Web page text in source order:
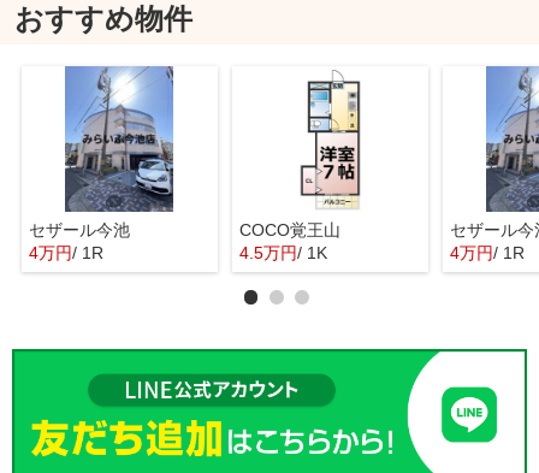
おすすめ物件
セザール今池
4万円/ 1R
COCO覚王山
4.5万円/ 1K
セザール今
4万円/ 1R